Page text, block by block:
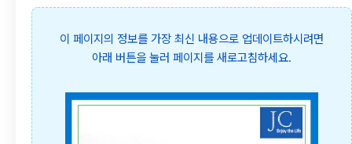
이 페이지의 정보를 가장 최신 내용으로 업데이트하시려면
아래 버튼을 눌러 페이지를 새로고침하세요.